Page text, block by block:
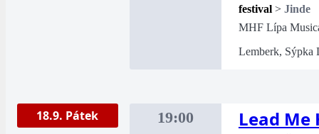
festival > Jinde
MHF Lípa
Lemberk, Sýpka
18.9. Pátek 19:00 Lead Me